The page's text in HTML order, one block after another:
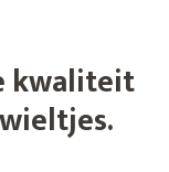
kwaliteit